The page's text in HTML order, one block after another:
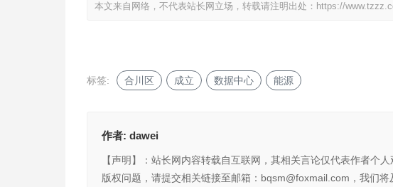
本文来自网络，不代表站长网立场，转载请注明出处： https://
标签: 合川区 成立 数据中心 能源
作者: dawei
【声明】：站长网内容转载自互联网，其相关言论仅代表作者个
版权问题，请提交相关链接至邮箱：bqsm@foxmail.com，我们将